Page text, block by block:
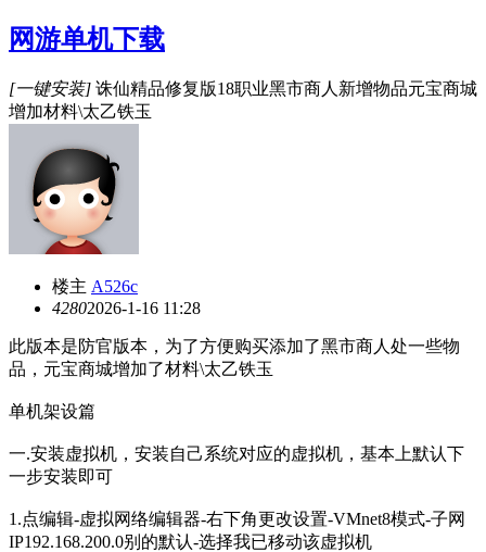
网游单机下载
[一键安装] 诛仙精品修复版18职业黑市商人新增物品元宝商城
增加材料\太乙铁玉
楼主 A526c
42802026-1-16 11:28
此版本是防官版本，为了方便购买添加了黑市商人处一些物
品，元宝商城增加了材料\太乙铁玉
单机架设篇
一.安装虚拟机，安装自己系统对应的虚拟机，基本上默认下
一步安装即可
1.点编辑-虚拟网络编辑器-右下角更改设置-VMnet8模式-子网
IP192.168.200.0别的默认-选择我已移动该虚拟机